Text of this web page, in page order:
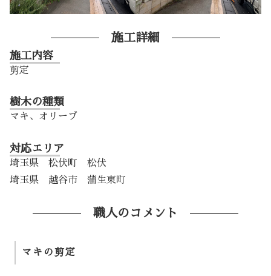
施工詳細
施工内容
剪定
樹木の種類
マキ、オリーブ
対応エリア
埼玉県 松伏町 松伏
埼玉県 越谷市 蒲生東町
職人のコメント
マキの剪定